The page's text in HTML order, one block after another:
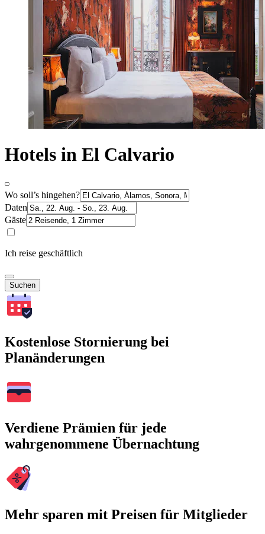
Hotels in El Calvario
Wo soll’s hingehen?
Daten
Gäste
Ich reise geschäftlich
Suchen
Kostenlose Stornierung bei
Planänderungen
Verdiene Prämien für jede
wahrgenommene Übernachtung
Mehr sparen mit Preisen für Mitglieder